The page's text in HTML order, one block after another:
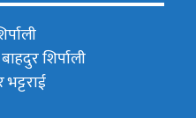
शिर्पाली